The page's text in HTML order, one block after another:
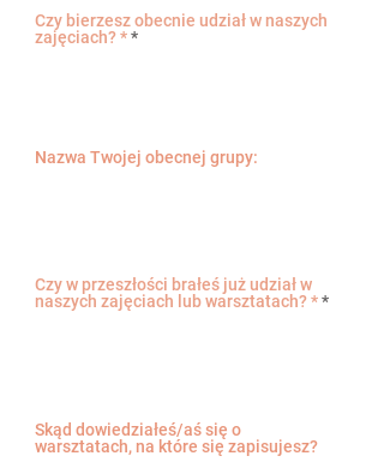
Czy bierzesz obecnie udział w naszych
zajęciach? **
Nazwa Twojej obecnej grupy:
Czy w przeszłości brałeś już udział w
naszych zajęciach lub warsztatach? **
Skąd dowiedziałeś/aś się o
warsztatach, na które się zapisujesz?